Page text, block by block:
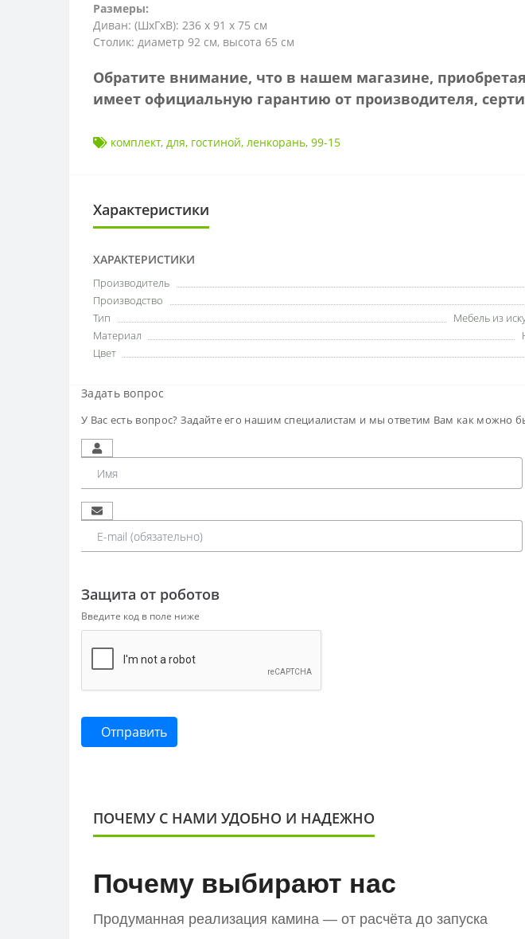
Размеры:
Диван: (ШхГхВ): 236 х 91 х 75 см
Столик: диаметр 92 см, высота 65 см
Обратите внимание, что в нашем магазине,
имеет официальную гарантию от производителя,
комплект, для, гостиной, ленкорань, 99-15
Характеристики
ХАРАКТЕРИСТИКИ
Производитель
Производство
Тип
Мебель из
Материал
Цвет
Задать вопрос
У Вас есть вопрос? Задайте его нашим специалистам и мы ответим Вам как можно
Защита от роботов
Введите код в поле ниже
Отправить
ПОЧЕМУ С НАМИ УДОБНО И НАДЕЖНО
Почему выбирают нас
Продуманная реализация камина — от расчёта до запуска